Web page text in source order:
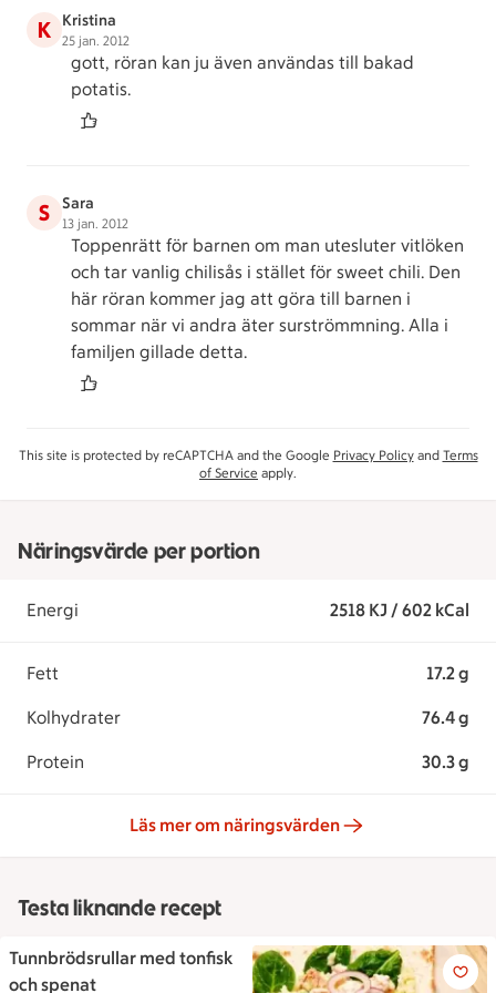
K Kristina
25 jan. 2012
gott, röran kan ju även användas till bakad
potatis.
S Sara
13 jan. 2012
Toppenrätt för barnen om man utesluter vitlöken
och tar vanlig chilisås i stället för sweet chili. Den
här röran kommer jag att göra till barnen i
sommar när vi andra äter surströmmning. Alla i
familjen gillade detta.
This site is protected by reCAPTCHA and the Google Privacy Policyand Terms
of Service apply.
Näringsvärde per portion
Energi 2518 KJ / 602 kCal
Fett 17.2 g
Kolhydrater 76.4 g
Protein 30.3 g
Läs mer om näringsvärden
Testa liknande recept
Tunnbrödsrullar med tonfisk
och spenat
Tunnbrödsrullar med tonfisk